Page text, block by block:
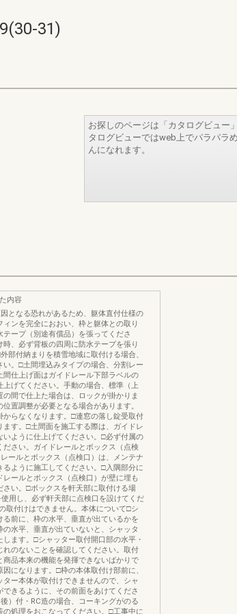
31)
お探しのページは「カタログビュー
タログビューではweb上でパラパラ
んになれます。
内容
となる恐れがあるため、躯体直付仕様の
ンを完全におおい、枠と躯体との取り
ープ（別途有償品）を張ってくださ
時、必ず背板の四周に防水テープを張り
部付納まりを積雪地域に取付ける場合、
い。□土間埋込みタイプの場合、分割レー
間仕上げ面はガイドレール下部ラベルの
上げてください。手動の場合、標準（上
間で仕上た場合は、ロックが掛かりま
置調整が必要となる場合があります。
からなくなります。□連窓の落し錠受取付
ます。□土間面を施工する際は、ガイドレ
いように仕上げてください。□必ず付属の
ださい。ガイドレールとボックス（点検
ールとボックス（点検口）は、メンテナ
るように施工してください。□入隅部分に
レールとボックス（点検口）が壁に埋も
さい。□ボックスを軒天部に取付ける場
用し、必ず軒天部に点検口を設けてくだ
取付けはできません。本体について□シ
る前に、枠の水平、垂直が出ているかを
水平、垂直が出ていないと、シャッタ
します。□シャッター取付開口部の水平・
れのないことを確認してください。取付
商品本来の機能を発揮できないばかりで
になります。□枠の本体取付け部前に、
ター本体が取付けできませんので、シャ
できるように、その前面をあけてくださ
）付・RC造の場合、コーキングがのる
の処理をおこなってください。□工事中に